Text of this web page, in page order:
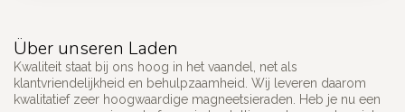
Über unseren Laden
Kwaliteit staat bij ons hoog in het vaandel, net als
klantvriendelijkheid en behulpzaamheid. Wij leveren daarom
kwalitatief zeer hoogwaardige magneetsieraden. Heb je nu een